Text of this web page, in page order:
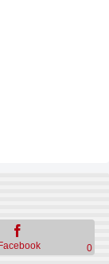
Facebook 0